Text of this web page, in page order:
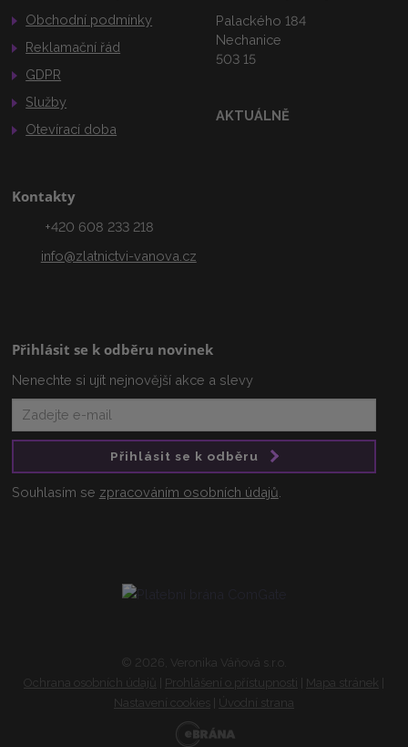
Obchodní podmínky
Reklamační řád
GDPR
Služby
Otevírací doba
Palackého 184
Nechanice
503 15
AKTUÁLNĚ
Kontakty
+420 608 233 218
info@zlatnictvi-vanova.cz
Přihlásit se k odběru novinek
Nenechte si ujít nejnovější akce a slevy
Přihlásit se k odběru
Souhlasím se zpracováním osobních údajů.
© 2026, Veronika Váňová s.r.o.
Ochrana osobních údajů
Prohlášení o přístupnosti Mapa stránek
Nastavení cookies
Úvodní strana